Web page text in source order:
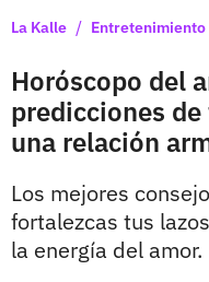
La Kalle / Entretenimiento
Horóscopo del
predicciones
una relación
Los mejores
fortalezcas tus
la energía del amor.